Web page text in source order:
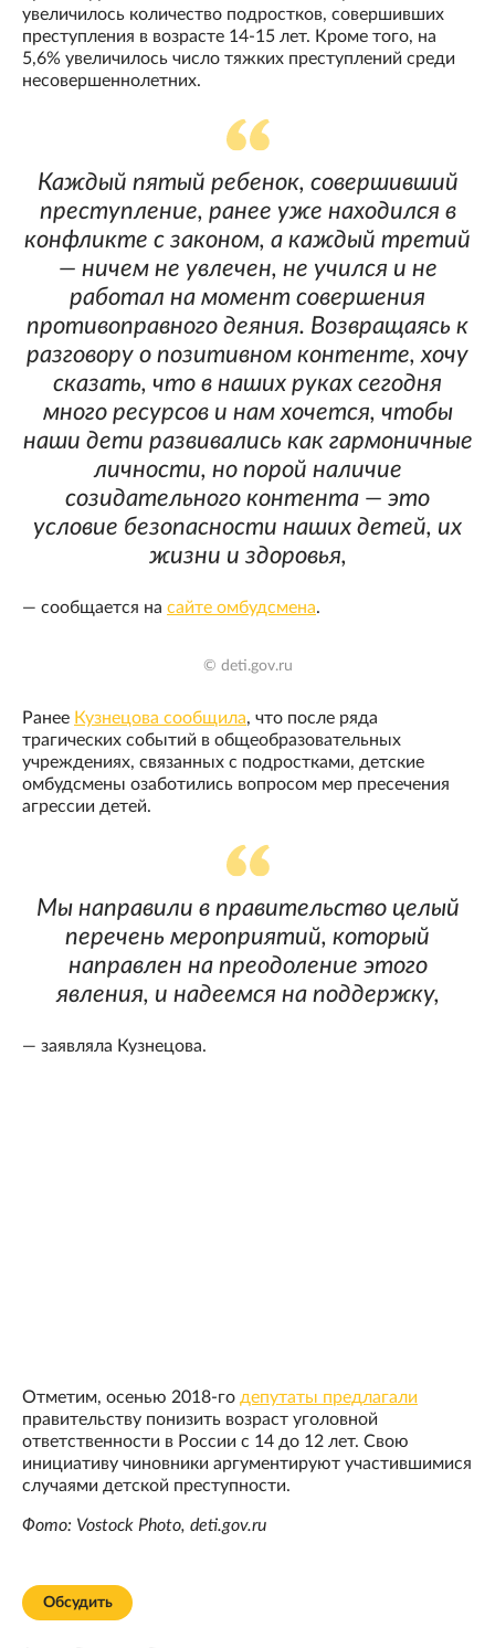
увеличилось количество подростков, совершивших
преступления в возрасте 14-15 лет. Кроме того, на
5,6% увеличилось число тяжких преступлений среди
несовершеннолетних.
Каждый пятый ребенок, совершивший
преступление, ранее уже находился в
конфликте с законом, а каждый третий
— ничем не увлечен, не учился и не
работал на момент совершения
противоправного деяния. Возвращаясь к
разговору о позитивном контенте, хочу
сказать, что в наших руках сегодня
много ресурсов и нам хочется, чтобы
наши дети развивались как гармоничные
личности, но порой наличие
созидательного контента — это
условие безопасности наших детей, их
жизни и здоровья,
— сообщается на сайте омбудсмена.
© deti.gov.ru
Ранее Кузнецова сообщила, что после ряда
трагических событий в общеобразовательных
учреждениях, связанных с подростками, детские
омбудсмены озаботились вопросом мер пресечения
агрессии детей.
Мы направили в правительство целый
перечень мероприятий, который
направлен на преодоление этого
явления, и надеемся на поддержку,
— заявляла Кузнецова.
Отметим, осенью 2018-го депутаты предлагали
правительству понизить возраст уголовной
ответственности в России с 14 до 12 лет. Свою
инициативу чиновники аргументируют участившимися
случаями детской преступности.
Фото: Vostock Photo, deti.gov.ru
Обсудить